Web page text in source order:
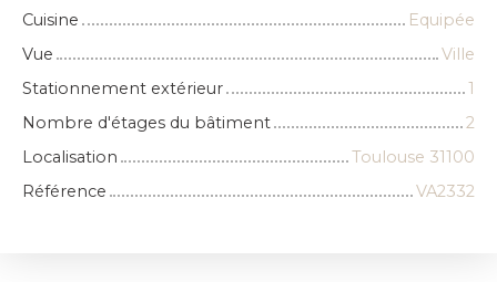
Cuisine
Equipée
Vue
Ville
Stationnement extérieur
1
Nombre d'étages du bâtiment
2
Localisation
Toulouse 31100
Référence
VA2332